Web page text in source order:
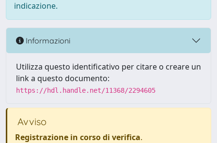
indicazione.
Informazioni
Utilizza questo identificativo per citare o creare un
link a questo documento:
https://hdl.handle.net/11368/2294605
Avviso
Registrazione in corso di verifica.